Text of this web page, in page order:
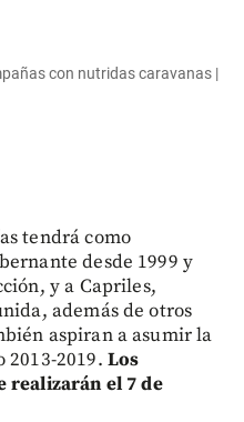
con nutridas caravanas |
tendrá como
desde 1999 y
y a Capriles,
además de otros
aspiran a asumir la
2019. Los
realizarán el 7 de